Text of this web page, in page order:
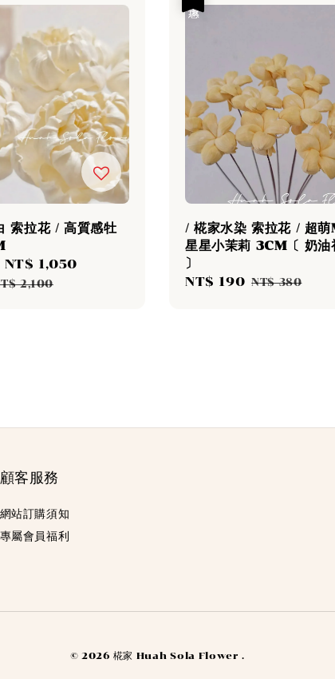
索拉花 / 高質感牡
NT$ 1,050
2,100
/ 椛家水染 索拉花 / 超
星星小茉莉 3CM〔 奶油
〕
Sale
NT$ 190 Regular
NT$ 380
顧客服務
網站訂購須知
專屬會員福利
© 2026 椛家 Huah Sola Flower .